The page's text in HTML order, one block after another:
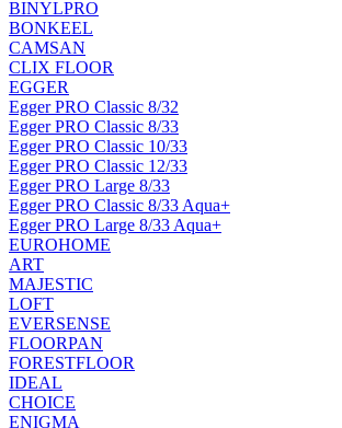
BINYLPRO
BONKEEL
CAMSAN
CLIX FLOOR
EGGER
Egger PRO Classic 8/32
Egger PRO Classic 8/33
Egger PRO Classic 10/33
Egger PRO Classic 12/33
Egger PRO Large 8/33
Egger PRO Classic 8/33 Aqua+
Egger PRO Large 8/33 Aqua+
EUROHOME
ART
MAJESTIC
LOFT
EVERSENSE
FLOORPAN
FORESTFLOOR
IDEAL
CHOICE
ENIGMA